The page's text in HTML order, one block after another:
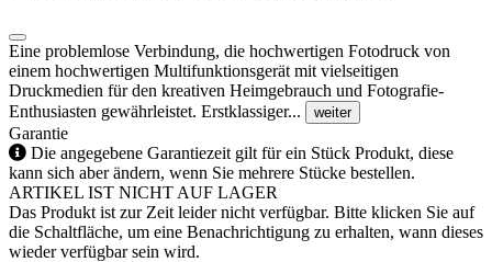
Eine problemlose Verbindung, die hochwertigen Fotodruck von
einem hochwertigen Multifunktionsgerät mit vielseitigen
Druckmedien für den kreativen Heimgebrauch und Fotografie-
Enthusiasten gewährleistet. Erstklassiger...
weiter
Garantie
Die angegebene Garantiezeit gilt für ein Stück Produkt, diese
kann sich aber ändern, wenn Sie mehrere Stücke bestellen.
ARTIKEL IST NICHT AUF LAGER
Das Produkt ist zur Zeit leider nicht verfügbar. Bitte klicken Sie auf
die Schaltfläche, um eine Benachrichtigung zu erhalten, wann dieses
wieder verfügbar sein wird.